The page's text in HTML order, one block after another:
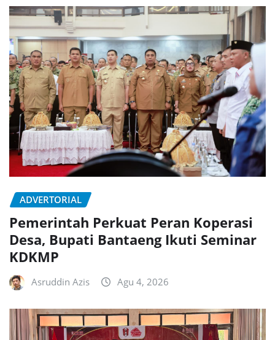
ADVERTORIAL
Pemerintah Perkuat Peran Koperasi
Desa, Bupati Bantaeng Ikuti Seminar
KDKMP
Asruddin Azis Agu 4, 2026